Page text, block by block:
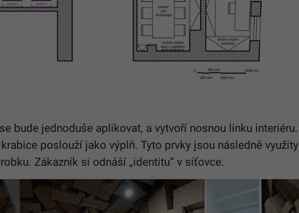
bude jednoduše aplikovat, a vytvoří nosnou linku interiéru.
poslouží jako výplň. Tyto prvky jsou následně využity
Zákazník si odnáší „identitu“ v síťovce.